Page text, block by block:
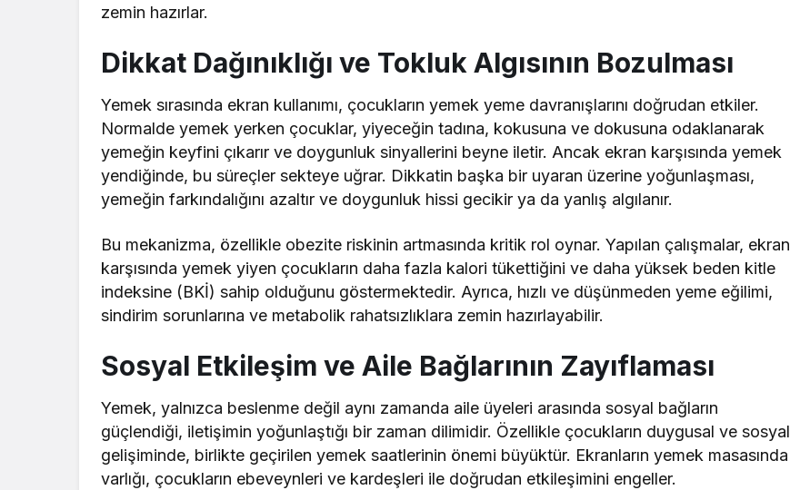
zemin hazırlar.
Dikkat Dağınıklığı ve Tokluk Algısının Bozulması
Yemek sırasında ekran kullanımı, çocukların yemek yeme davranışlarını doğrudan etkiler.
Normalde yemek yerken çocuklar, yiyeceğin tadına, kokusuna ve dokusuna odaklanarak
yemeğin keyfini çıkarır ve doygunluk sinyallerini beyne iletir. Ancak ekran karşısında yemek
yendiğinde, bu süreçler sekteye uğrar. Dikkatin başka bir uyaran üzerine yoğunlaşması,
yemeğin farkındalığını azaltır ve doygunluk hissi gecikir ya da yanlış algılanır.
Bu mekanizma, özellikle obezite riskinin artmasında kritik rol oynar. Yapılan çalışmalar, ekran
karşısında yemek yiyen çocukların daha fazla kalori tükettiğini ve daha yüksek beden kitle
indeksine (BKİ) sahip olduğunu göstermektedir. Ayrıca, hızlı ve düşünmeden yeme eğilimi,
sindirim sorunlarına ve metabolik rahatsızlıklara zemin hazırlayabilir.
Sosyal Etkileşim ve Aile Bağlarının Zayıflaması
Yemek, yalnızca beslenme değil aynı zamanda aile üyeleri arasında sosyal bağların
güçlendiği, iletişimin yoğunlaştığı bir zaman dilimidir. Özellikle çocukların duygusal ve sosyal
gelişiminde, birlikte geçirilen yemek saatlerinin önemi büyüktür. Ekranların yemek masasında
varlığı, çocukların ebeveynleri ve kardeşleri ile doğrudan etkileşimini engeller.